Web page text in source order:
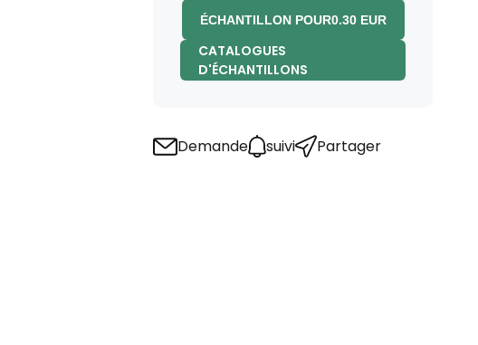
ÉCHANTILLON POUR0.30 EUR
CATALOGUES
D'ÉCHANTILLONS
Demande suivi Partager